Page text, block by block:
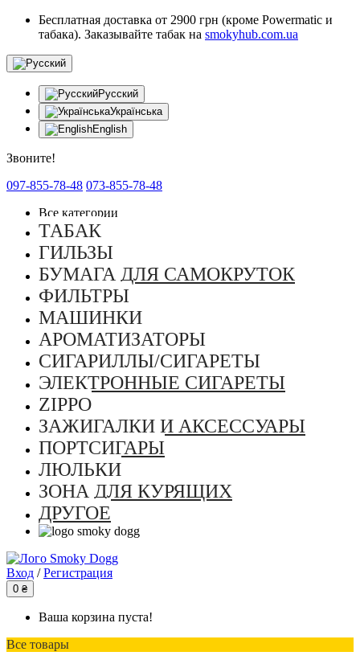
Бесплатная доставка от 2900 грн (кроме Powermatic и
табака). Заказывайте табак на smokyhub.com.ua
Русский
Українська
English
Звоните!
097-855-78-48 073-855-78-48
Все категории
ТАБАК
ГИЛЬЗЫ
БУМАГА ДЛЯ САМОКРУТОК
ФИЛЬТРЫ
МАШИНКИ
АРОМАТИЗАТОРЫ
СИГАРИЛЛЫ/СИГАРЕТЫ
ЭЛЕКТРОННЫЕ СИГАРЕТЫ
ZIPPO
ЗАЖИГАЛКИ И АКСЕССУАРЫ
ПОРТСИГАРЫ
ЛЮЛЬКИ
ЗОНА ДЛЯ КУРЯЩИХ
ДРУГОЕ
Вход / Регистрация
0 ₴
Ваша корзина пуста!
Все товары